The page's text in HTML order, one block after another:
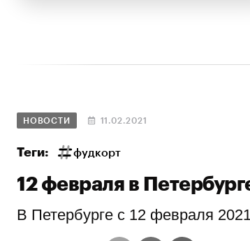
НОВОСТИ 11.02.2021
Теги: фудкорт
12 февраля в
В Петербурге с 12 февраля